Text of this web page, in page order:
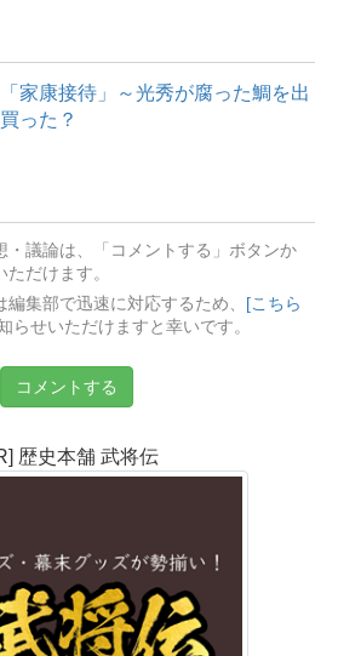
家康接待」～光秀が腐った鯛を出
った？
議論は、「コメントする」ボタンか
だけます。
集部で迅速に対応するため、
[こちら
らせいただけますと幸いです。
コメントする
歴史本舗 武将伝